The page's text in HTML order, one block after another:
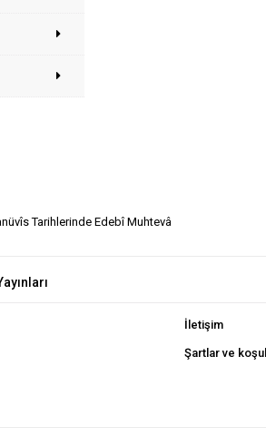
Tarihlerinde Edebî Muhtevâ
İletişim
Şartlar ve